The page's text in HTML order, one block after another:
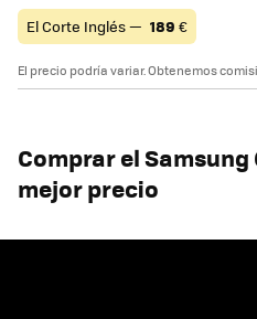
El Corte Inglés — 189 €
El precio podría variar. Obtenemos
Comprar el
mejor precio